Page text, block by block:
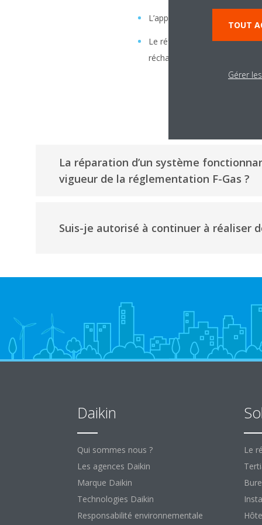
L’approvisionnement en
Le réfrigérant restera
réchauffement planétaire
La réparation d’un système
vigueur de la réglementation F-Gas ?
Suis-je autorisé à continuer à réaliser
Daikin
Qui sommes nous ?
Les agences Daikin
Marque Daikin
Technologies Daikin
Responsabilité environnementale
Le
TOUT
Gérer